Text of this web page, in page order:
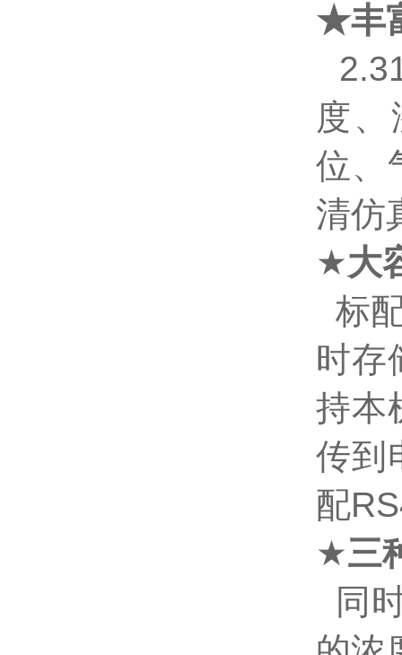
★丰
度
位、
清仿
★大
标
时存
持本
传到
配
★三
同